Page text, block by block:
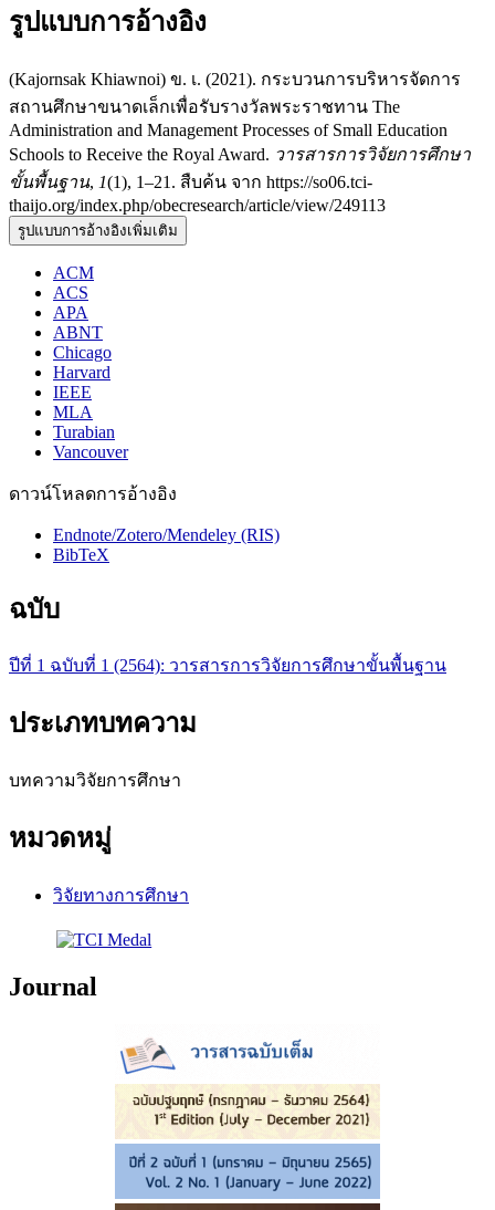
รูปแบบการอ้างอิง
(Kajornsak Khiawnoi) ข. เ. (2021). กระบวนการบริหารจัดการ
สถานศึกษาขนาดเล็กเพื่อรับรางวัลพระราชทาน The
Administration and Management Processes of Small Education
Schools to Receive the Royal Award. วารสารการวิจัยการศึกษา
ขั้นพื้นฐาน, 1(1), 1–21. สืบค้น จาก https://so06.tci-
thaijo.org/index.php/obecresearch/article/view/249113
รูปแบบการอ้างอิงเพิ่มเติม
ACM
ACS
APA
ABNT
Chicago
Harvard
IEEE
MLA
Turabian
Vancouver
ดาวน์โหลดการอ้างอิง
Endnote/Zotero/Mendeley (RIS)
BibTeX
ฉบับ
ปีที่ 1 ฉบับที่ 1 (2564): วารสารการวิจัยการศึกษาขั้นพื้นฐาน
ประเภทบทความ
บทความวิจัยการศึกษา
หมวดหมู่
วิจัยทางการศึกษา
Journal